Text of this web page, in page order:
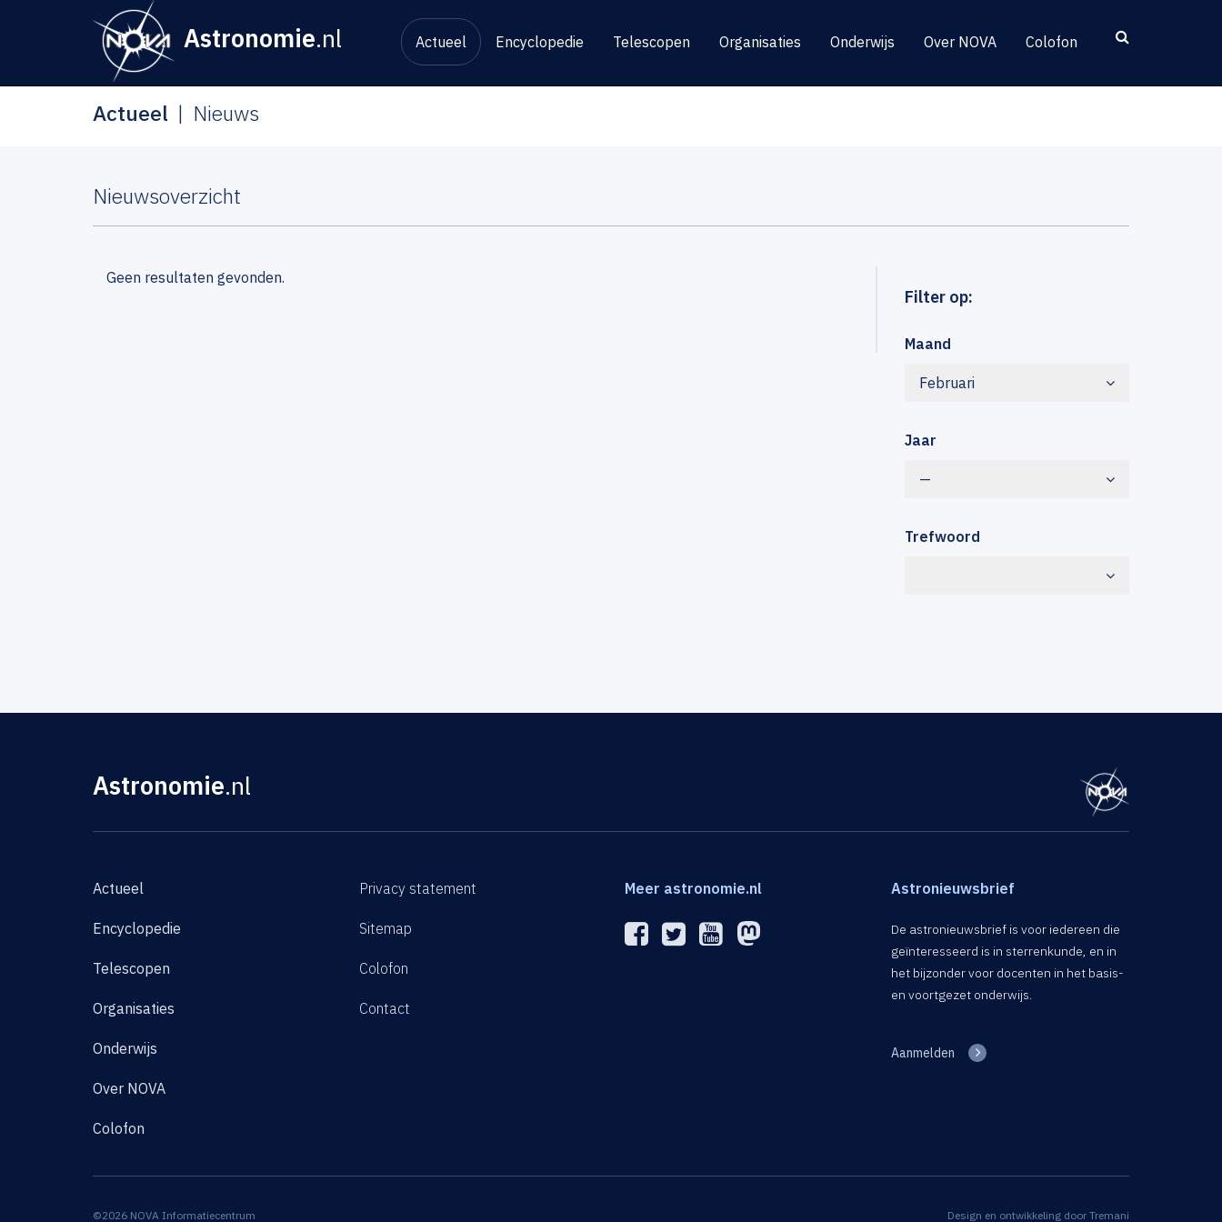
Astronomie.nl Actueel Encyclopedie Telescopen Organisaties Onderwijs Over NOVA Colofon
Actueel Nieuws
Nieuwsoverzicht
Filter op:
Maand
Februari
Jaar
—
Trefwoord
Geen resultaten gevonden.
Astronomie.nl
Actueel
Encyclopedie
Telescopen
Organisaties
Onderwijs
Over NOVA
Colofon
Privacy statement
Sitemap
Colofon
Contact
Meer astronomie.nl Astronieuwsbrief
De astronieuwsbrief is voor iedereen die
geïnteresseerd is in sterrenkunde, en in
het bijzonder voor docenten in het basis-
en voortgezet onderwijs.
Aanmelden
©2026 NOVA Informatiecentrum Design en ontwikkeling door Tremani